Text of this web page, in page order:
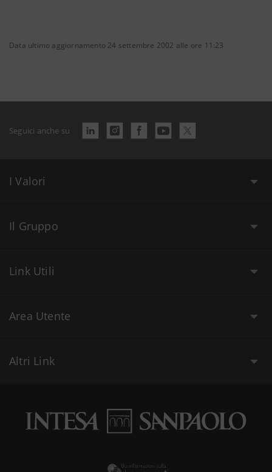
Data ultimo aggiornamento 24 settembre 2002 alle ore 11:23
Seguici anche su
I Valori
Il Gruppo
Link Utili
Area Utente
Altri Link